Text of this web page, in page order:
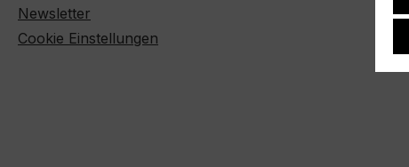
Newsletter
Cookie Einstellungen